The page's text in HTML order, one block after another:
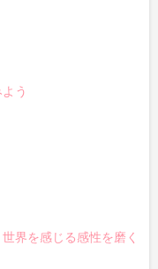
う
界を感じる感性を磨く